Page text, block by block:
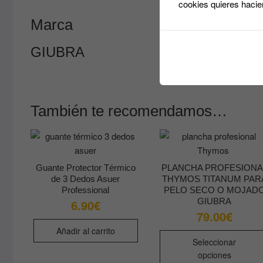
Marca
GIUBRA
También te recomendamos…
Guante Protector Térmico
de 3 Dedos Asuer
Professional
6.90€
Añadir al carrito
PLANCHA
THYMOS TITANUM
PELO SECO O
GIUBRA
79.00€
Seleccionar
opciones
cookies quieres